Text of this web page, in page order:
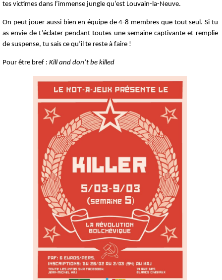
tes victimes dans l’immense jungle qu’est Louvain-la-Neuve.
On peut jouer aussi bien en équipe de 4-8 membres que tout seul. Si tu
as envie de t’éclater pendant toutes une semaine captivante et remplie
de suspense, tu sais ce qu’il te reste à faire !
Pour être bref : Kill and don’t be killed